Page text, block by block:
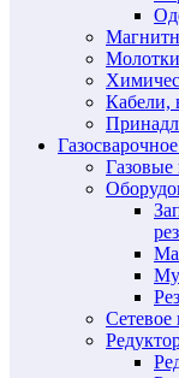
Кабели,
Сетевое